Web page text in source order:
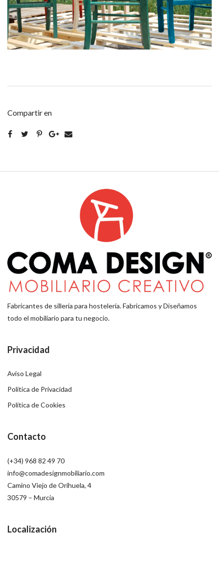
Compartir en
Fabricantes de sillería para hostelería. Fabricamos y Diseñamos
todo el mobiliario para tu negocio.
Privacidad
Aviso Legal
Política de Privacidad
Política de Cookies
Contacto
(+34) 968 82 49 70
info@comadesignmobiliario.com
Camino Viejo de Orihuela, 4
30579 – Murcia
Localización